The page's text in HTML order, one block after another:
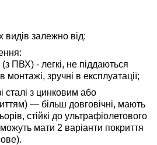
видів залежно від:
(з ПВХ) - легкі, не піддаються
монтажі, зручні в експлуатації;
сталі з цинковим або
— більш довговічні, мають
стійкі до ультрафіолетового
мати 2 варіанти покриття